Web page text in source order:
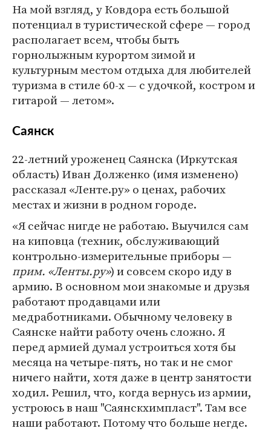
На мой взгляд, у Ковдора есть большой
потенциал в туристической сфере — город
располагает всем, чтобы быть
горнолыжным курортом зимой и
культурным местом отдыха для любителей
туризма в стиле 60-х — с удочкой, костром и
гитарой — летом».
Саянск
22-летний уроженец Саянска (Иркутская
область) Иван Долженко (имя изменено)
рассказал «Ленте.ру» о ценах, рабочих
местах и жизни в родном городе.
«Я сейчас нигде не работаю. Выучился сам
на киповца (техник, обслуживающий
контрольно-измерительные приборы —
прим. «Ленты.ру») и совсем скоро иду в
армию. В основном мои знакомые и друзья
работают продавцами или
медработниками. Обычному человеку в
Саянске найти работу очень сложно. Я
перед армией думал устроиться хотя бы
месяца на четыре-пять, но так и не смог
ничего найти, хотя даже в центр занятости
ходил. Решил, что, когда вернусь из армии,
устроюсь в наш "Саянскхимпласт". Там все
наши работают. Потому что больше негде.